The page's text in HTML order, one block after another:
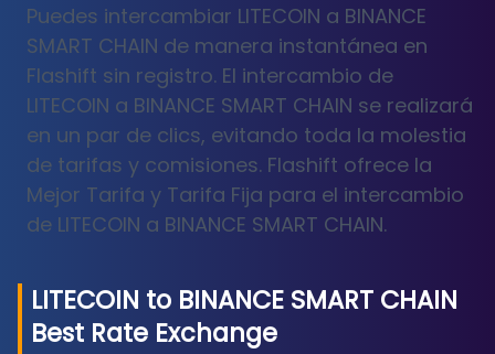
Puedes intercambiar LITECOIN a BINANCE
SMART CHAIN de manera instantánea en
Flashift sin registro. El intercambio de
LITECOIN a BINANCE SMART CHAIN se realizará
en un par de clics, evitando toda la molestia
de tarifas y comisiones. Flashift ofrece la
Mejor Tarifa y Tarifa Fija para el intercambio
de LITECOIN a BINANCE SMART CHAIN.
LITECOIN to BINANCE SMART CHAIN
Best Rate Exchange